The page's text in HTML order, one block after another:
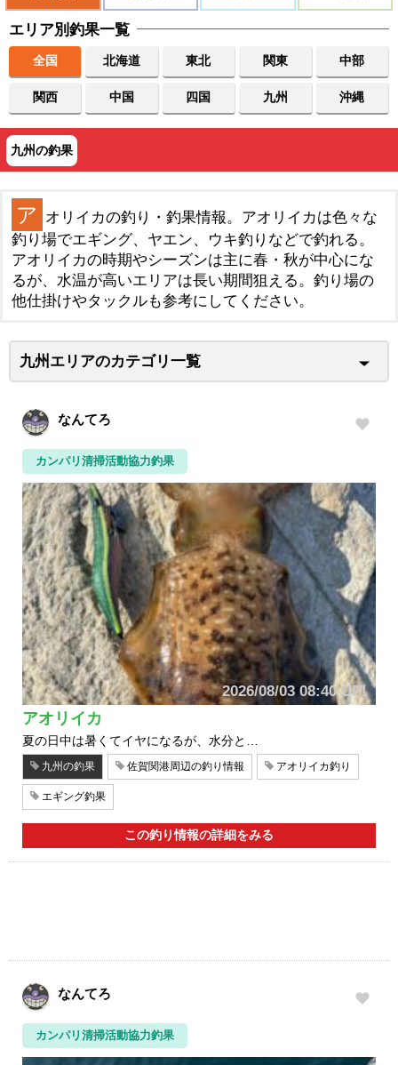
エリア別釣果一覧
全国 北海道 東北 関東 中部
関西 中国 四国 九州 沖縄
九州の釣果
ア
オリイカの釣り・釣果情報。アオリイカは色々な
釣り場でエギング、ヤエン、ウキ釣りなどで釣れる。
アオリイカの時期やシーズンは主に春・秋が中心にな
るが、水温が高いエリアは長い期間狙える。釣り場の
他仕掛けやタックルも参考にしてください。
九州エリアのカテゴリ一覧
なんてろ
カンパリ清掃活動協力釣果
2026/08/03 08:40 UP!
アオリイカ
夏の日中は暑くてイヤになるが、水分と…
九州の釣果 佐賀関港周辺の釣り情報 アオリイカ釣り
エギング釣果
この釣り情報の詳細をみる
なんてろ
カンパリ清掃活動協力釣果